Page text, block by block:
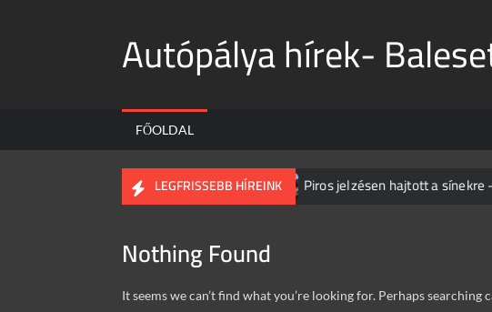
Autópálya hírek-
FŐOLDAL
LEGFRISSEBB HÍREINK
Egyetlen csikk is elég! Piros jelzésen hajtott a sínekre –
Nothing Found
It seems we can’t find what you’re looking for. Perhaps searching